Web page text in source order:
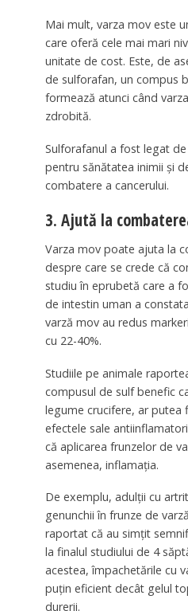
Mai mult, varza mov este
care oferă cele mai mari
unitate de cost. Este, de
de sulforafan, un compus
formează atunci când
zdrobită.
Sulforafanul a fost legat
pentru sănătatea inimii și
combatere a cancerului.
3. Ajută la
Varza mov poate ajuta la
despre care se crede că
studiu în eprubetă care a
de intestin uman a
varză mov au redus
cu 22-40%.
Studiile pe animale
compusul de sulf benefic
legume crucifere, ar putea
efectele sale
că aplicarea frunzelor de
asemenea, inflamația.
De exemplu, adulții cu
genunchii în frunze de
raportat că au simțit
la finalul studiului de 4
acestea, împachetările cu
puțin eficient decât gelul
durerii.